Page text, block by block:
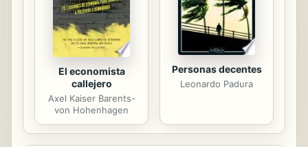
El economista
callejero
Axel Kaiser Barents-
von Hohenhagen
Personas decentes
Leonardo Padura